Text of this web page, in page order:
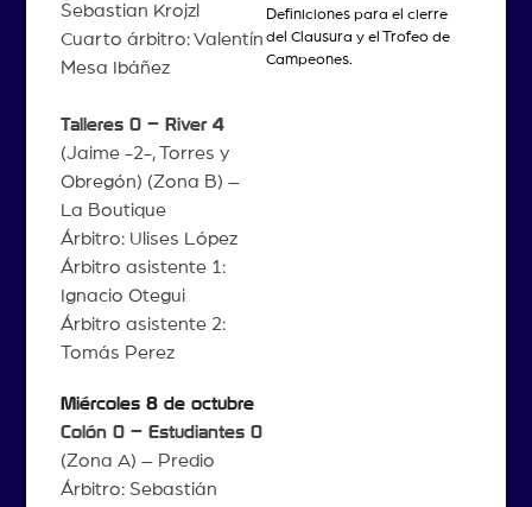
Sebastian Krojzl
Cuarto árbitro: Valentín
Mesa Ibáñez
Talleres 0 – River 4
(Jaime -2-, Torres y
Obregón) (Zona B) –
La Boutique
Árbitro: Ulises López
Árbitro asistente 1:
Ignacio Otegui
Árbitro asistente 2:
Tomás Perez
Miércoles 8 de octubre
Colón 0 – Estudiantes 0
(Zona A) – Predio
Árbitro: Sebastián
Definiciones para el cierre
del Clausura y el Trofeo de
Campeones.